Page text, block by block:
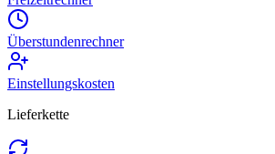
Überstundenrechner
Einstellungskosten
Lieferkette